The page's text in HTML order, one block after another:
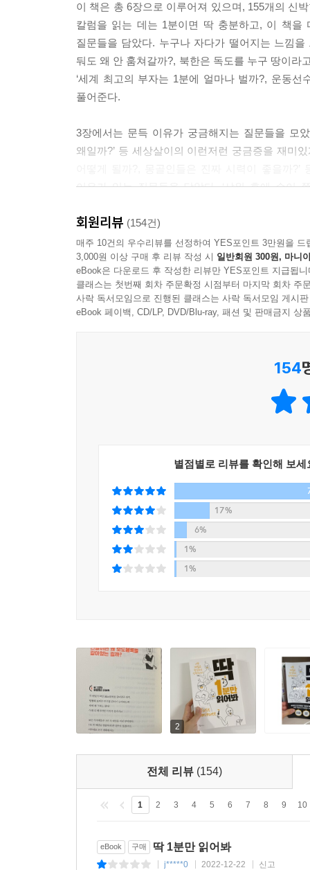
--- p.47
첫사랑을 앓듯이 아프다고 해서 사랑니인데,
이건 인간의 대표적인 흔적기관에 속하거든.
인류가 발전하면서
예전만큼 이를 사용할 필요가 없어졌고,
또 뇌가 커지고 턱이 줄어드는 방향으로 진화했지.
근데 사랑니라는 건
일단 제일 먼저 알아볼 게 휴지심이야.
솔직히 휴지 없을 때 휴지심이 있으면
그야말로 구세주를 만난 기분이잖아.
일단 휴지심은 표면이 좀 거칠고 딱딱하거든.
이걸 바로 쓰면 안 되고,
곱게 펴서 여러 번 비비고 문질러봐.
밤늦게까지 유튜브를 보면서 취침도 늦어지고
식욕 억제 호르몬이 제대로 분비가 안 되는 거야.
이런 이유로 밤에는 먹을 게 당기는 거고,
거기다 하루 동안 받은 스트레스와
평상시 갖고 있던 우울감들을
야식을 먹으면서 해소하게 되거든.
즉 밤에 먹으면 배만 차는 게 아니라
정신적인 만족도가 훨씬 높다는 거지.
이건 태엽을 감아서
기계적으로 시계를 돌리는 방식인데,
정확도를 높이고 여러 기능을 넣으려면
부품이 정말 많이 들어가게 돼.
그리고 여기에 들어가는 부품들은
각 브랜드만의 방식으로 직접 제작하는 거라서
엄청난 장인 정신이
시계에 들어가 있다고 할 수 있지.
--- p.201
이 두루마리 휴지를 처음 만든 사람은
‘세스 휠러’라는 직장인이거든.
이 책은 총 6장으로 이루어져 있으며, 155개의 신
칼럼을 읽는 데는 1분이면 딱 충분하고, 이 책
질문들을 담았다. 누구나 자다가 떨어지는 느낌
둬도 왜 안 훔쳐갈까?, 북한은 독도를 누구 땅이라
‘세계 최고의 부자는 1분에 얼마나 벌까?, 운동
풀어준다.
3장에서는 문득 이유가 궁금해지는 질문들을 모
왜일까?’ 등 세상살이의 이런저런 궁금증을 재미
이유가 있는 질문들을 담았다. ‘샤워 후에 손이
왜 이다지도 졸릴까?’ 등 순간순간 느끼는 의문들
회원리뷰 (154건)
매주 10건의 우수리뷰를 선정하여 YES포인트 3만원을 드
3,000원 이상 구매 후 리뷰 작성 시 일반회원 300원, 마니
eBook은 다운로드 후 작성한 리뷰만 YES포인트 지급됩니
클래스는 첫번째 회차 주문확정 시점부터 마지막 회차 주
사락 독서모임으로 진행된 클래스는 사락 독서모임 게시
eBook 페이백, CD/LP, DVD/Blu-ray, 패션 및 판매금지 상
154
별점별로 리뷰를 확인해 보세
17%
6%
1%
1%
2
전체 리뷰 (154)
1 2 3 4 5 6 7 8 9 10
eBook 구매 딱 1분만 읽어봐
j*****0 2022-12-22 신고